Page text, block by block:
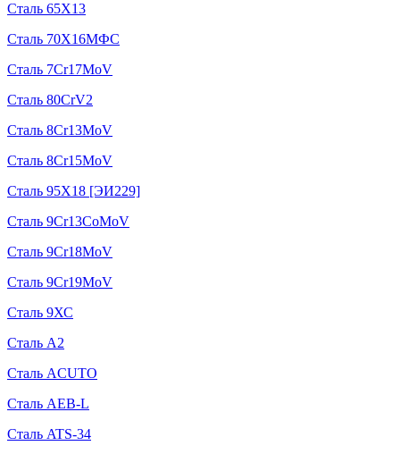
Сталь 65Х13
Сталь 70Х16МФС
Сталь 7Cr17MoV
Сталь 80CrV2
Сталь 8Cr13MoV
Сталь 8Cr15MoV
Сталь 95Х18 [ЭИ229]
Сталь 9Cr13CoMoV
Сталь 9Cr18MoV
Сталь 9Cr19MoV
Сталь 9ХС
Сталь A2
Сталь ACUTO
Сталь AEB-L
Сталь ATS-34